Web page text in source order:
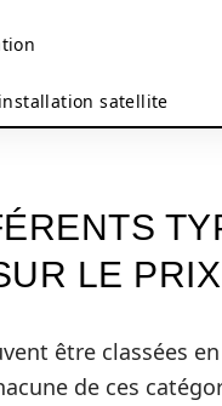
satellite
LE PRIX
être classées
de ces